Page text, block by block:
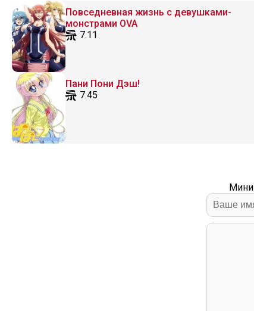
Повседневная жизнь с девушками-
монстрами OVA
7.11
Пани Пони Дэш!
7.45